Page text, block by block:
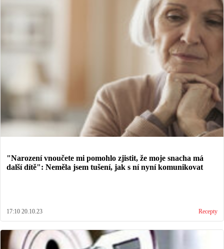
"Narození vnoučete mi pomohlo zjistit, že moje snacha má
další dítě": Neměla jsem tušení, jak s ní nyní komunikovat
17:10 20.10.23 Recepty